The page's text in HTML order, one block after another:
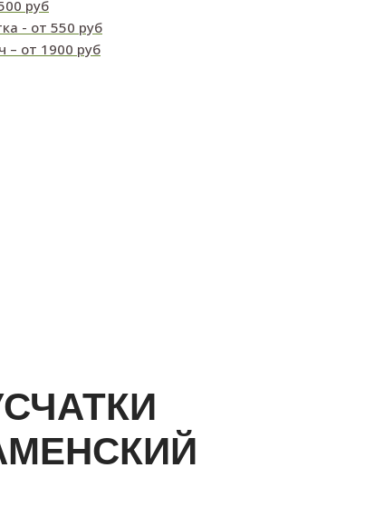
руб
- от 550 руб
– от 1900 руб